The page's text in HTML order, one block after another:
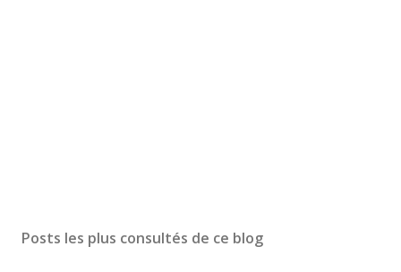
Posts les plus consultés de ce blog